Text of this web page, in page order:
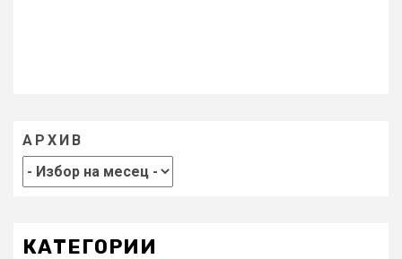
АРХИВ
КАТЕГОРИИ